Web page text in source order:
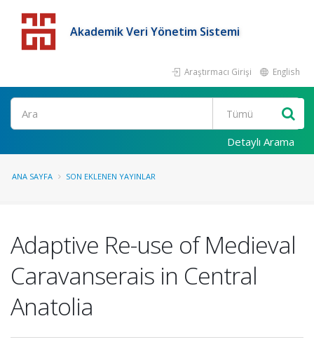
Akademik Veri Yönetim Sistemi
Araştırmacı Girişi English
Detaylı Arama
ANA SAYFA SON EKLENEN YAYINLAR
Adaptive Re-use of Medieval
Caravanserais in Central
Anatolia